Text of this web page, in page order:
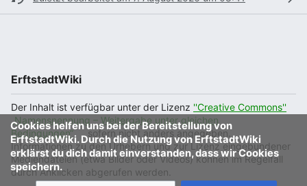
Cookies helfen uns bei der Bereitstellung von
ErftstadtWiki. Durch die Nutzung von ErftstadtWiki
erklärst du dich damit einverstanden, dass wir Cookies
speichern.
ErftstadtWiki
Der Inhalt ist verfügbar unter der Lizenz ''Creative Commons''
„Namensnennung – Weitergabe unter gleichen
Bedingungen“
, sofern nicht anders angegeben.
Informationen zu den Urhebern und zur Lizenz eingebundener
Mediendateien (etwa Bilder oder Videos) können im Regelfall
durch Anklicken abgerufen werden.